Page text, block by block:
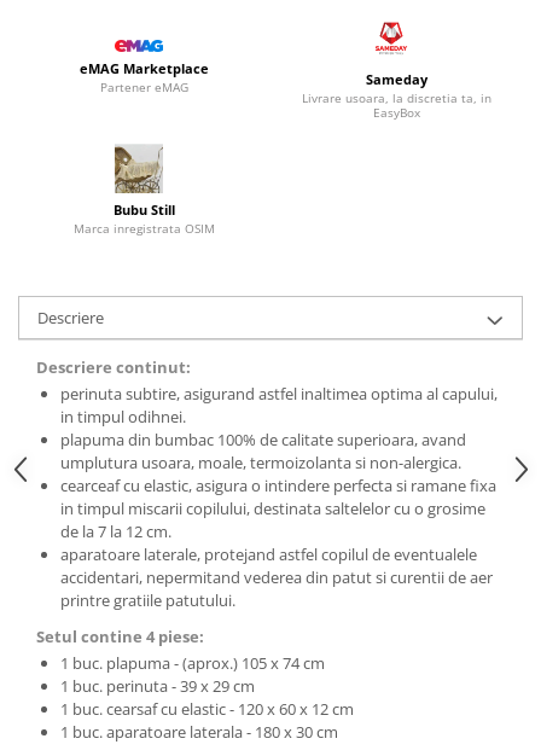
eMAG Marketplace
Partener eMAG Sameday
Livrare usoara, la discretia ta, in
EasyBox
Bubu Still
Marca inregistrata OSIM
Descriere
Descriere continut:
perinuta subtire, asigurand astfel inaltimea optima al capului,
in timpul odihnei.
plapuma din bumbac 100% de calitate superioara, avand
umplutura usoara, moale, termoizolanta si non-alergica.
cearceaf cu elastic, asigura o intindere perfecta si ramane fixa
in timpul miscarii copilului, destinata saltelelor cu o grosime
de la 7 la 12 cm.
aparatoare laterale, protejand astfel copilul de eventualele
accidentari, nepermitand vederea din patut si curentii de aer
printre gratiile patutului.
Setul contine 4 piese:
1 buc. plapuma - (aprox.) 105 x 74 cm
1 buc. perinuta - 39 x 29 cm
1 buc. cearsaf cu elastic - 120 x 60 x 12 cm
1 buc. aparatoare laterala - 180 x 30 cm